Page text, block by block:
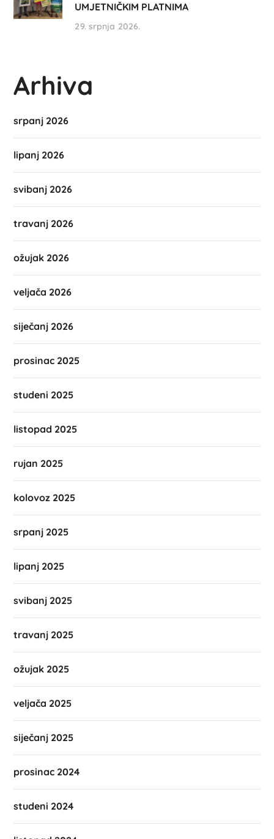
UMJETNIČKIM PLATNIMA
29. srpnja 2026.
Arhiva
srpanj 2026
lipanj 2026
svibanj 2026
travanj 2026
ožujak 2026
veljača 2026
siječanj 2026
prosinac 2025
studeni 2025
listopad 2025
rujan 2025
kolovoz 2025
srpanj 2025
lipanj 2025
svibanj 2025
travanj 2025
ožujak 2025
veljača 2025
siječanj 2025
prosinac 2024
studeni 2024